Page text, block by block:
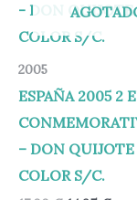
2005
ESPAÑA 2005 2
– DON
COLOR S/C.
17,00 €.